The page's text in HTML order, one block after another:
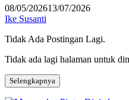
08/05/202613/07/2026
Ike Susanti
Tidak Ada Postingan Lagi.
Tidak ada lagi halaman untuk
Selengkapnya